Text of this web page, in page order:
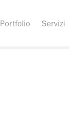
Portfolio Servizi